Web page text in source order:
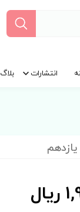
انتشارات بلاگ